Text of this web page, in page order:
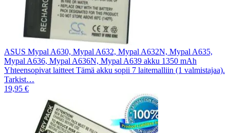
ASUS Mypal A630, Mypal A632, Mypal A632N, Mypal A635,
Mypal A636, Mypal A636N, Mypal A639 akku 1350 mAh
Yhteensopivat laitteet Tämä akku sopii 7 laitemalliin (1 valmistajaa).
Tarkist…
19,95 €